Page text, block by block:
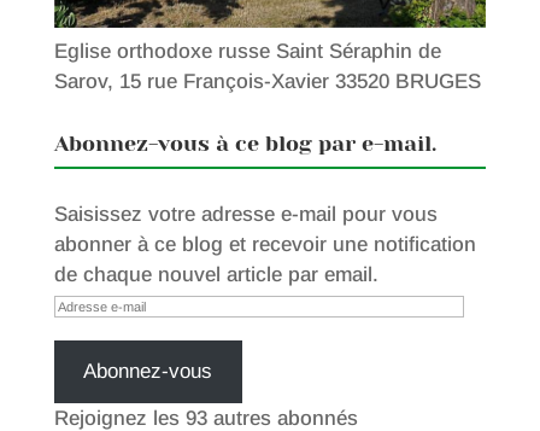
Eglise orthodoxe russe Saint Séraphin de
Sarov, 15 rue François-Xavier 33520 BRUGES
Abonnez-vous à ce blog par e-mail.
Saisissez votre adresse e-mail pour vous
abonner à ce blog et recevoir une notification
de chaque nouvel article par email.
Adresse
mailAbonnez-vous
Rejoignez les 93 autres abonnés